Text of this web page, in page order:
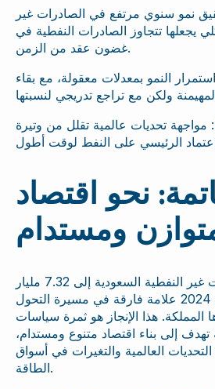
نمو سنوي مرتفع في الصادرات غير
يجعلها تتجاوز الصادرات النفطية في
غضون عقد من الزمن.
النمو بمعدلات معقولة، مع بقاء
: مواجهة تحديات عالمية تقلل من وتيرة
نحو اقتصاد
ومستدام
يمثل ارتفاع الصادرات غير النفطية السعودية إلى 7.32 مليار
دولار في أغسطس 2024 علامة فارقة في مسيرة التحول
المملكة. هذا الإنجاز هو ثمرة سياسات
إلى بناء اقتصاد متنوع ومستدام،
العالمية والتغيرات في أسواق
الطاقة.